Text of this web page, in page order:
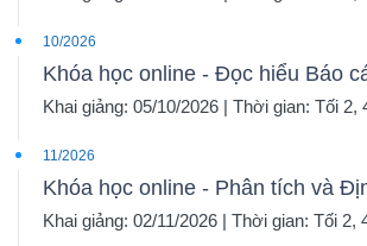
10/2026
Khóa học online - Đọc hiểu Báo
Khai giảng: 05/10/2026 | Thời gian: Tối 2,
11/2026
Khóa học online - Phân tích và
Khai giảng: 02/11/2026 | Thời gian: Tối 2,